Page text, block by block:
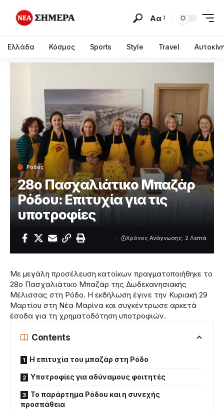
Αα
Ελλάδα Κόσμος Sports Style Travel
Ρόδος
28ο Πασχαλιάτικο Μπαζάρ
Ρόδου: Επιτυχία για τις
υποτροφίες
Χρόνος Ανάγνωσης: 2 Λεπτά
Με μεγάλη προσέλευση κατοίκων πραγματοποιήθηκε το
28ο Πασχαλιάτικο Μπαζάρ της Δωδεκανησιακής
Μέλισσας στη Ρόδο. Η εκδήλωση έγινε την Κυριακή 29
Μαρτίου στη Νέα Μαρίνα και συγκέντρωσε αρκετά
έσοδα για τη χρηματοδότηση υποτροφιών.
Contents
Η επιτυχία του μπαζάρ στη Ρόδο
Υποτροφίες για αδύναμους φοιτητές
Το παράρτημα Ρόδου και η συνεχής
προσπάθεια